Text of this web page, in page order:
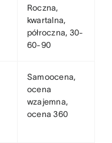
Roczna,
kwartalna,
półroczna, 30-
60-90
Samoocena,
ocena
wzajemna,
ocena 360